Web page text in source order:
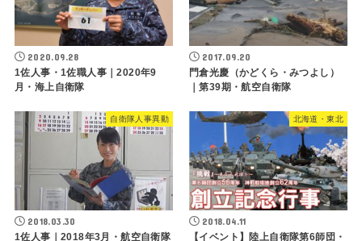
2020.09.28
1佐人事・1佐職人事｜2020年9
月・海上自衛隊
2017.09.20
門倉光慶（かどくら・みつよし）
｜第39期・航空自衛隊
自衛隊人事異動
2018.03.30
1佐人事｜2018年3月・航空自衛隊
北海道・東北
2018.04.11
【イベント】陸上自衛隊第6師団・